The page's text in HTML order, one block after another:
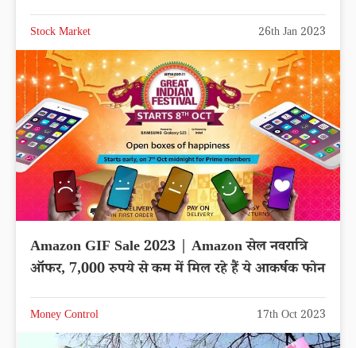
Stock Market 26th Jan 2023
Amazon GIF Sale 2023 | Amazon सेल नवरात्रि
ऑफर, 7,000 रुपये से कम में मिल रहे हैं ये आकर्षक फोन
Money Control 17th Oct 2023